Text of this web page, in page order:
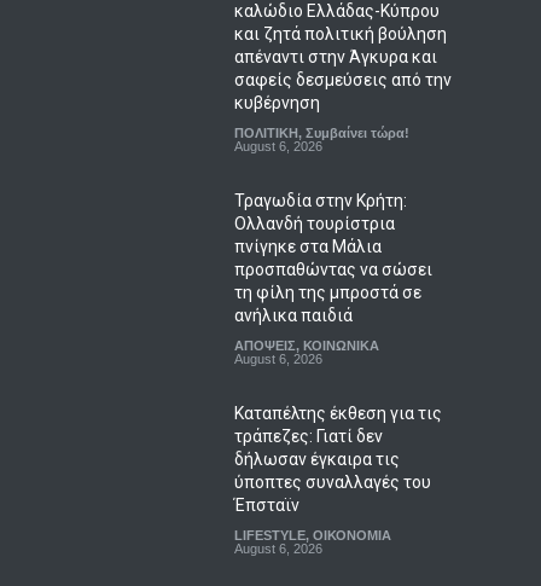
καλώδιο Ελλάδας-Κύπρου
και ζητά πολιτική βούληση
απέναντι στην Άγκυρα και
σαφείς δεσμεύσεις από την
κυβέρνηση
ΠΟΛΙΤΙΚΗ, Συμβαίνει τώρα!
August 6, 2026
Τραγωδία στην Κρήτη:
Ολλανδή τουρίστρια
πνίγηκε στα Μάλια
προσπαθώντας να σώσει
τη φίλη της μπροστά σε
ανήλικα παιδιά
ΑΠΟΨΕΙΣ, ΚΟΙΝΩΝΙΚΑ
August 6, 2026
Καταπέλτης έκθεση για τις
τράπεζες: Γιατί δεν
δήλωσαν έγκαιρα τις
ύποπτες συναλλαγές του
Έπσταϊν
LIFESTYLE, ΟΙΚΟΝΟΜΙΑ
August 6, 2026